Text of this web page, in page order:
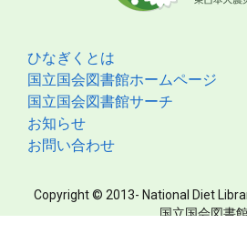
ひなぎくとは
国立国会図書館ホームページ
国立国会図書館サーチ
お知らせ
お問い合わせ
Copyright © 2013- National Diet